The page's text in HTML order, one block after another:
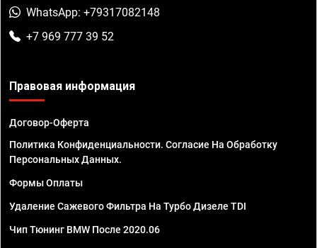
WhatsApp: +79317082148
+7 969 777 39 52
Правовая информация
Договор-Оферта
Политика Конфиденциальности. Согласие На Обработку
Персональных Данных.
Формы Оплаты
Удаление Сажевого Фильтра На Турбо Дизеле TDI
Чип Тюнинг BMW После 2020.06